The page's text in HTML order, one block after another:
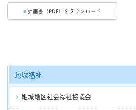
計画書（PDF）をダウンロード
地域福祉
姫城地区社会福祉協議会